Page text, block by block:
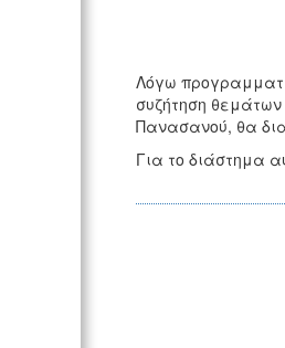
Λόγω
συζήτηση
Πανασανού, θα
Για το διάστημα